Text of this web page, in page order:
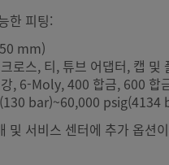
한 피팅:
mm)
로스, 티, 튜브 어댑터, 캡 및
, 6-Moly, 400 합금, 600 합
bar)~60,000 psig(4134
및 서비스 센터에 추가 옵션